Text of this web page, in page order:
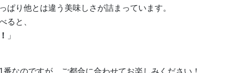
り他とは違う美味しさが詰まっています。
ると、
」